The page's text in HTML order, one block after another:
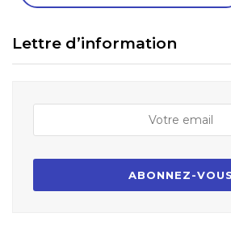
Lettre d’information